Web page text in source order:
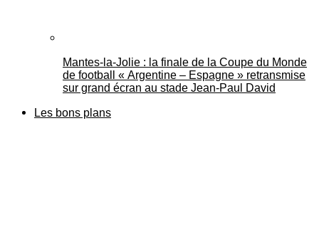
Mantes-la-Jolie : la finale de la Coupe du Monde
de football « Argentine – Espagne » retransmise
sur grand écran au stade Jean-Paul David
Les bons plans